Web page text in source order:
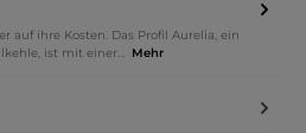
auf ihre Kosten. Das Profil Aurelia, ein
ist mit einer… Mehr